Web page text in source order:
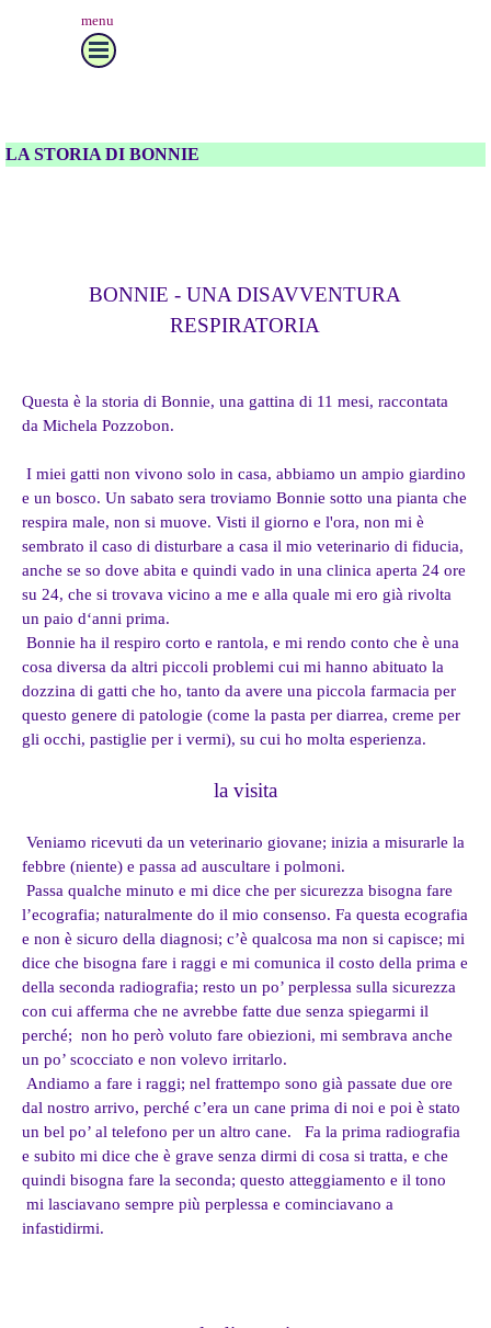
menu
LA STORIA DI BONNIE
BONNIE - UNA DISAVVENTURA
RESPIRATORIA
Questa è la storia di Bonnie, una gattina di 11 mesi, raccontata
da Michela Pozzobon.
I miei gatti non vivono solo in casa, abbiamo un ampio giardino
e un bosco. Un sabato sera troviamo Bonnie sotto una pianta che
respira male, non si muove. Visti il giorno e l'ora, non mi è
sembrato il caso di disturbare a casa il mio veterinario di fiducia,
anche se so dove abita e quindi vado in una clinica aperta 24 ore
su 24, che si trovava vicino a me e alla quale mi ero già rivolta
un paio d‘anni prima.
Bonnie ha il respiro corto e rantola, e mi rendo conto che è una
cosa diversa da altri piccoli problemi cui mi hanno abituato la
dozzina di gatti che ho, tanto da avere una piccola farmacia per
questo genere di patologie (come la pasta per diarrea, creme per
gli occhi, pastiglie per i vermi), su cui ho molta esperienza.
la visita
Veniamo ricevuti da un veterinario giovane; inizia a misurarle la
febbre (niente) e passa ad auscultare i polmoni.
Passa qualche minuto e mi dice che per sicurezza bisogna fare
l’ecografia; naturalmente do il mio consenso. Fa questa ecografia
e non è sicuro della diagnosi; c’è qualcosa ma non si capisce; mi
dice che bisogna fare i raggi e mi comunica il costo della prima e
della seconda radiografia; resto un po’ perplessa sulla sicurezza
con cui afferma che ne avrebbe fatte due senza spiegarmi il
perché; non ho però voluto fare obiezioni, mi sembrava anche
un po’ scocciato e non volevo irritarlo.
Andiamo a fare i raggi; nel frattempo sono già passate due ore
dal nostro arrivo, perché c’era un cane prima di noi e poi è stato
un bel po’ al telefono per un altro cane.
Fa la prima radiografia
e subito mi dice che è grave senza dirmi di cosa si tratta, e che
quindi bisogna fare la seconda; questo atteggiamento e il tono
mi lasciavano sempre più perplessa e cominciavano a
infastidirmi.